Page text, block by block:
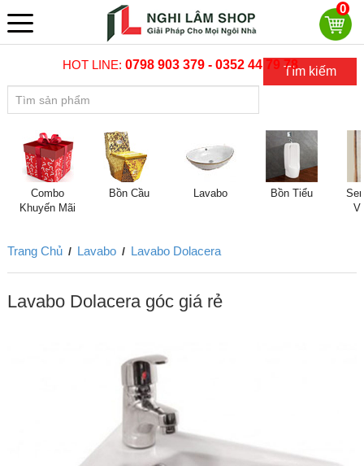
0
HOT LINE:0798 903 379 - 0352 44 79 78Tìm kiếm
Combo
Khuyến Mãi
Bồn Cầu Lavabo Bồn Tiểu
Trang Chủ / Lavabo / Lavabo Dolacera
Lavabo Dolacera góc giá rẻ